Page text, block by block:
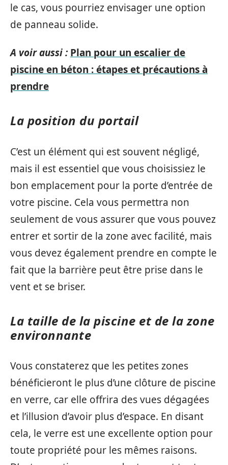
le cas, vous pourriez envisager une option
de panneau solide.
A voir aussi : Plan pour un escalier de
piscine en béton : étapes et précautions à
prendre
La position du portail
C’est un élément qui est souvent négligé,
mais il est essentiel que vous choisissiez le
bon emplacement pour la porte d’entrée de
votre piscine. Cela vous permettra non
seulement de vous assurer que vous pouvez
entrer et sortir de la zone avec facilité, mais
vous devez également prendre en compte le
fait que la barrière peut être prise dans le
vent et se briser.
La taille de la piscine et de la zone
environnante
Vous constaterez que les petites zones
bénéficieront le plus d’une clôture de piscine
en verre, car elle offrira des vues dégagées
et l’illusion d’avoir plus d’espace. En disant
cela, le verre est une excellente option pour
toute propriété pour les mêmes raisons.